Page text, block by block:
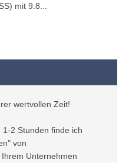
mit 9.8...
wertvollen Zeit!
2 Stunden finde ich
von
Unternehmen